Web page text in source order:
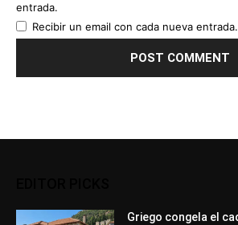
entrada.
Recibir un email con cada nueva entrada.
Griego congela el